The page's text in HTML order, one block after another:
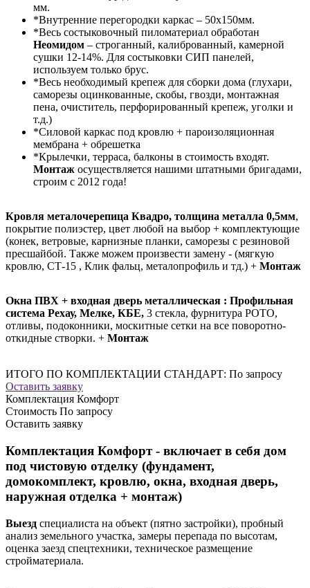
мм.
*Внутренние перегородки каркас – 50х150мм.
*Весь состыковочный пиломатериал обработан
Неомидом – строганный, калиброванный, камерной
сушки 12-14%. Для состыковки СИП панелей,
используем только брус.
*Весь необходимый крепеж для сборки дома (глухари,
саморезы оцинкованные, скобы, гвозди, монтажная
пена, очиститель, перфорированный крепеж, уголки и
т.д.)
*Силовой каркас под кровлю + пароизоляционная
мембрана + обрешетка
*Крылечки, терраса, балконы в стоимость входят.
Монтаж осуществляется нашими штатными бригадами,
строим с 2012 года!
Кровля металочерепица Квадро, толщина металла 0,5мм,
покрытие полиэстер, цвет любой на выбор + комплектующие
(конек, ветровые, карнизные планки, саморезы с резиновой
пресшайбой. Также можем произвести замену - (мягкую
кровлю, СТ-15 , Клик фальц, металопрофиль и тд.) + Монтаж
Окна ПВХ + входная дверь металлическая : Профильная
система Рехау, Мелке, КБЕ, 3 стекла, фурнитура РОТО,
отливы, подоконники, москитные сетки на все поворотно-
откидные створки. + Монтаж
ИТОГО ПО КОМПЛЕКТАЦИИ СТАНДАРТ: По запросу
Оставить заявку
Комплектация Комфорт
Стоимость По запросу
Оставить заявку
Комплектация Комфорт - включает в себя дом
под чистовую отделку (фундамент,
домокомплект, кровлю, окна, входная дверь,
наружная отделка + монтаж)
Выезд специалиста на объект (пятно застройки), пробный
анализ земельного участка, замеры перепада по высотам,
оценка заезд спецтехники, техническое размещение
стройматериала.